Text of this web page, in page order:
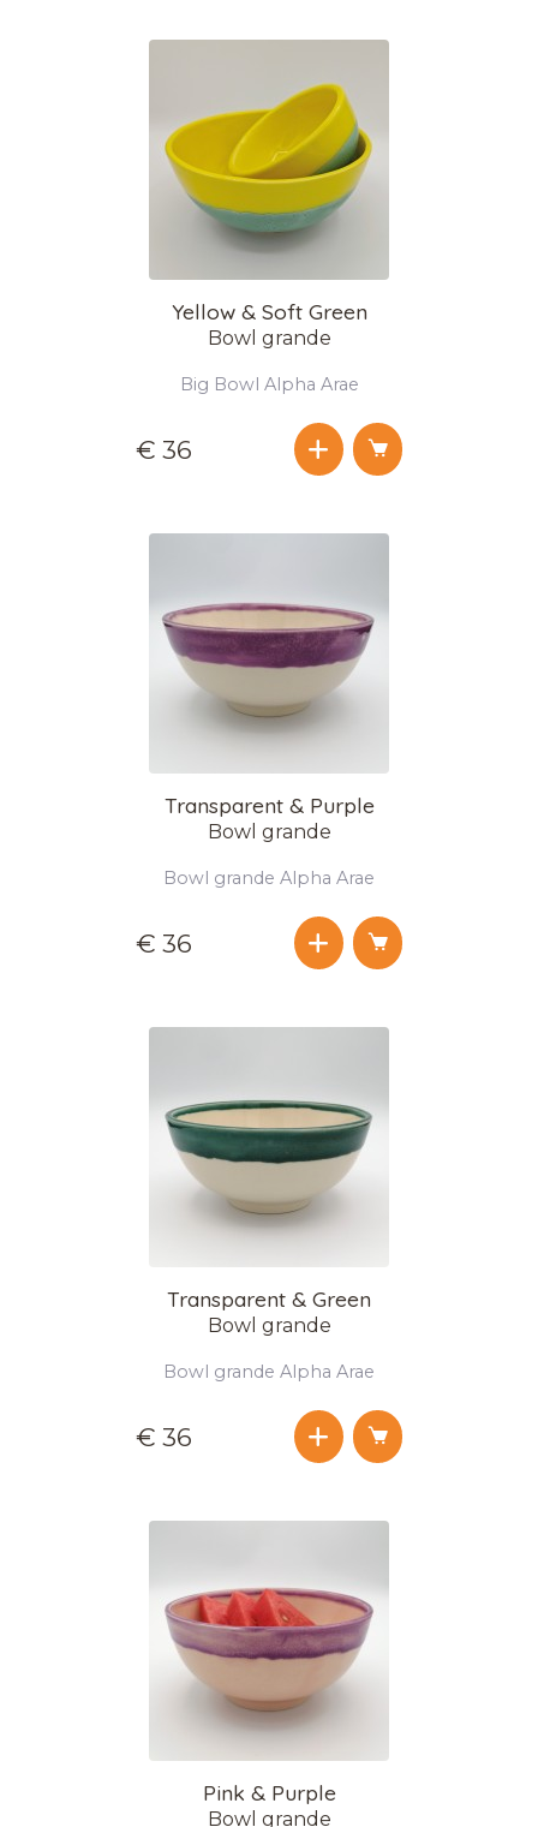
Yellow & Soft Green
Bowl grande
Big Bowl Alpha Arae
€ 36
Transparent & Purple
Bowl grande
Bowl grande Alpha Arae
€ 36
Transparent & Green
Bowl grande
Bowl grande Alpha Arae
€ 36
Pink & Purple
Bowl grande